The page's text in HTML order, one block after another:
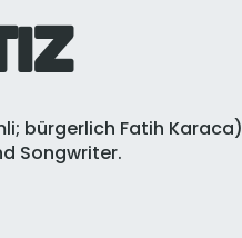
; bürgerlich Fatih Karaca)
Songwriter.